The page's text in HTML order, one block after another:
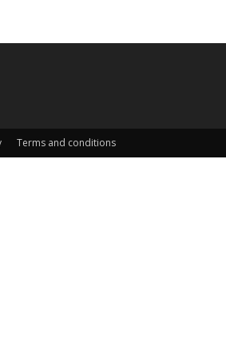
Terms and conditions